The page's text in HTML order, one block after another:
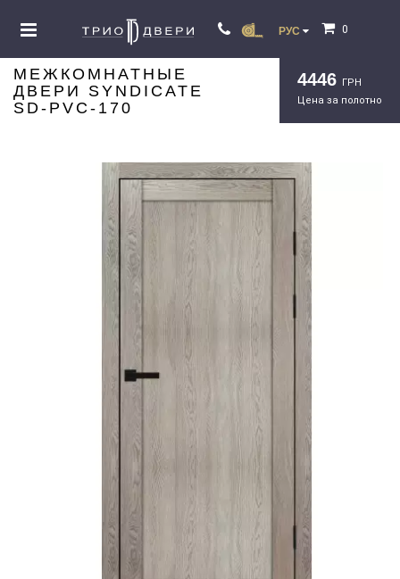
РУС 0
МЕЖКОМНАТНЫЕ
ДВЕРИ SYNDICATE
SD-PVC-170
4446 ГРН
Цена за полотно